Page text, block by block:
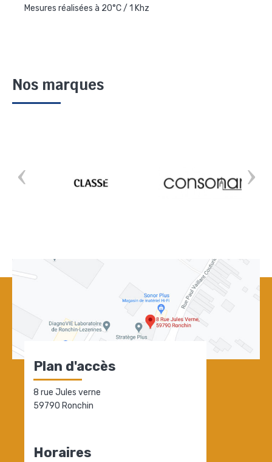
Mesures réalisées à 20°C / 1 Khz
Nos marques
Plan d'accès
8 rue Jules verne
59790 Ronchin
Horaires